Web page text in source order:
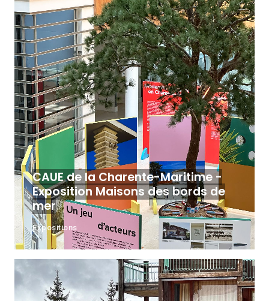
CAUE de la Charente-Maritime -
Exposition Maisons des bords de
mer
Expositions